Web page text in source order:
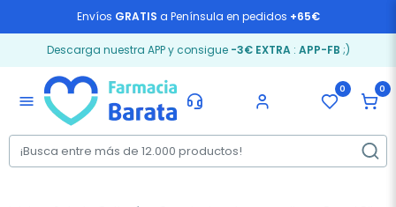
Envíos GRATIS a Península en pedidos +65€
Descarga nuestra APP y consigue -3€ EXTRA: APP-FB ;)
menu
0 0